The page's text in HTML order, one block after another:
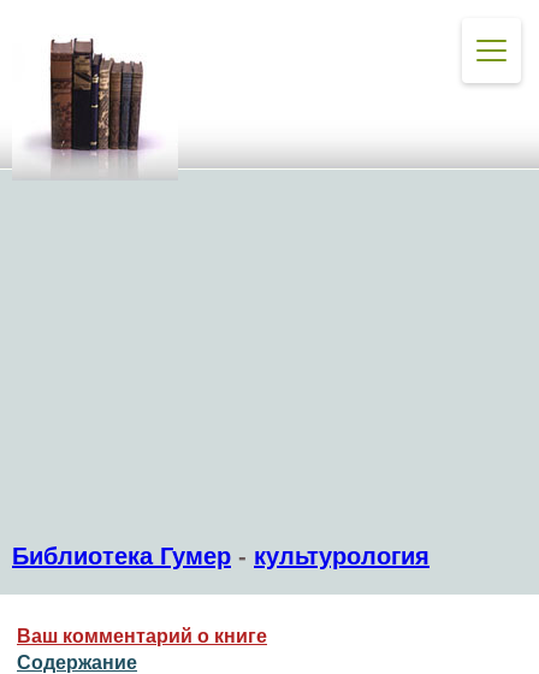
Библиотека Гумер - культурология
Ваш комментарий о книге
Содержание